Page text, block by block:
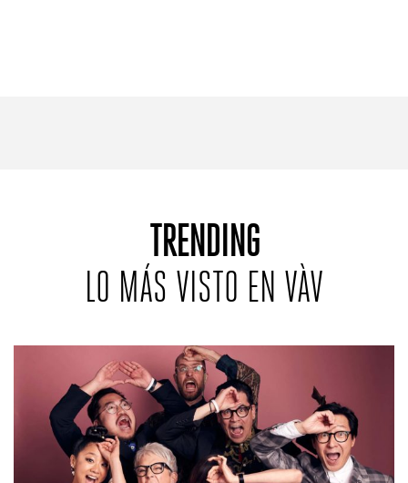
TRENDING
LO MÁS VISTO EN VÀV